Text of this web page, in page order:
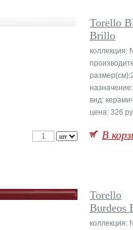
Torello
Brillo
коллекция:
вид:
цена: 326
В
Torello
Burdeos
коллекция: